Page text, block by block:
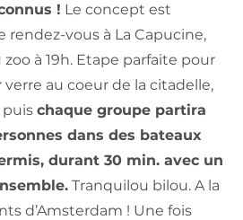
! Le concept est
rendez-vous à La Capucine,
à 19h. Etape parfaite pour
au coeur de la citadelle,
chaque groupe partira
dans des bateaux
durant 30 min. avec un
Tranquilou bilou. A la
d’Amsterdam ! Une fois